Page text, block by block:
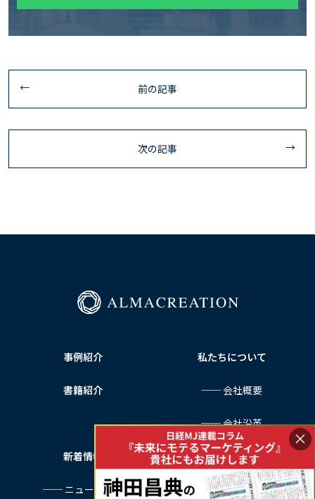
前の記事
次の記事
×
事例紹介
書籍紹介
私たちについて
── 会社概要
── 会社沿革
新着情報
── ニュース一覧
サービス利用規約
プライバシーポリシー